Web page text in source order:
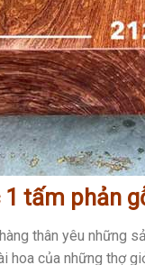
tấm phản
thân yêu những
hoa của những thợ